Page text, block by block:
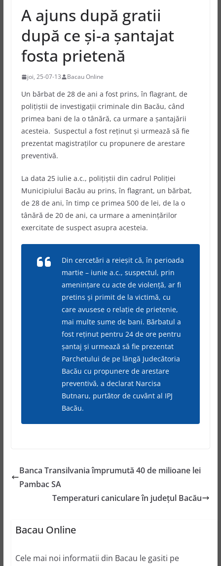
A ajuns după gratii
după ce şi-a şantajat
fosta prietenă
joi, 25-07-13 Bacau Online
Un bărbat de 28 de ani a fost prins, în flagrant, de
poliţiştii de investigaţii criminale din Bacău, când
primea bani de la o tânără, ca urmare a şantajării
acesteia. Suspectul a fost reţinut şi urmează să fie
prezentat magistraţilor cu propunere de arestare
preventivă.
La data 25 iulie a.c., poliţiştii din cadrul Poliţiei
Municipiului Bacău au prins, în flagrant, un bărbat,
de 28 de ani, în timp ce primea 500 de lei, de la o
tânără de 20 de ani, ca urmare a ameninţărilor
exercitate de suspect asupra acesteia.
Din cercetări a reieşit că, în perioada
martie – iunie a.c., suspectul, prin
ameninţare cu acte de violenţă, ar fi
pretins şi primit de la victimă, cu
care avusese o relaţie de prietenie,
mai multe sume de bani. Bărbatul a
fost reţinut pentru 24 de ore pentru
şantaj şi urmează să fie prezentat
Parchetului de pe lângă Judecătoria
Bacău cu propunere de arestare
preventivă, a declarat Narcisa
Butnaru, purtător de cuvânt al IPJ
Bacău.
Banca Transilvania împrumută 40 de milioane lei
Pambac SA
Temperaturi caniculare în judeţul Bacău
Bacau Online
Cele mai noi informatii din Bacau le gasiti pe